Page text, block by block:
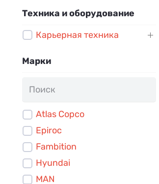
Техника и оборудование
Карьерная техника
Марки
Atlas Copco
Epiroc
Fambition
Hyundai
MAN